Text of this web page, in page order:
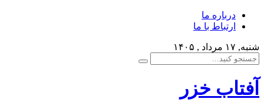
درباره ما
ارتباط با ما
شنبه, ۱۷ مرداد , ۱۴۰۵
آفتاب خزر